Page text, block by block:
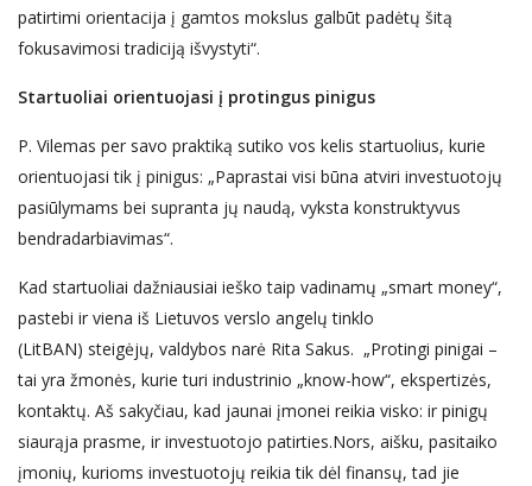
patirtimi orientacija į gamtos mokslus galbūt padėtų šitą
fokusavimosi tradiciją išvystyti“.
Startuoliai orientuojasi į protingus pinigus
P. Vilemas per savo praktiką sutiko vos kelis startuolius, kurie
orientuojasi tik į pinigus: „Paprastai visi būna atviri investuotojų
pasiūlymams bei supranta jų naudą, vyksta konstruktyvus
bendradarbiavimas“.
Kad startuoliai dažniausiai ieško taip vadinamų „smart money“,
pastebi ir viena iš Lietuvos verslo angelų tinklo
(LitBAN) steigėjų, valdybos narė Rita Sakus. „Protingi pinigai –
tai yra žmonės, kurie turi industrinio „know-how“, ekspertizės,
kontaktų. Aš sakyčiau, kad jaunai įmonei reikia visko: ir pinigų
siaurąja prasme, ir investuotojo patirties.Nors, aišku, pasitaiko
įmonių, kurioms investuotojų reikia tik dėl finansų, tad jie